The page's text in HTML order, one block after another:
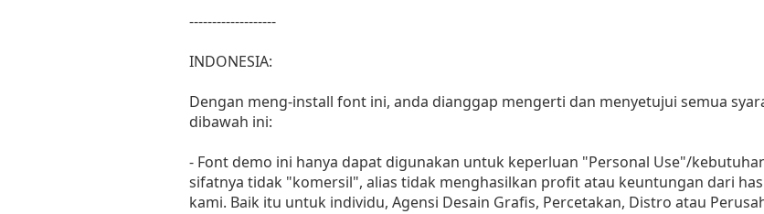
-------------------
INDONESIA:
Dengan meng-install font ini, anda dianggap mengerti dan menyetujui semua
dibawah ini:
- Font demo ini hanya dapat digunakan untuk keperluan "Personal Use"/
sifatnya tidak "komersil", alias tidak menghasilkan profit atau keuntungan dari
kami. Baik itu untuk individu, Agensi Desain Grafis, Percetakan, Distro atau